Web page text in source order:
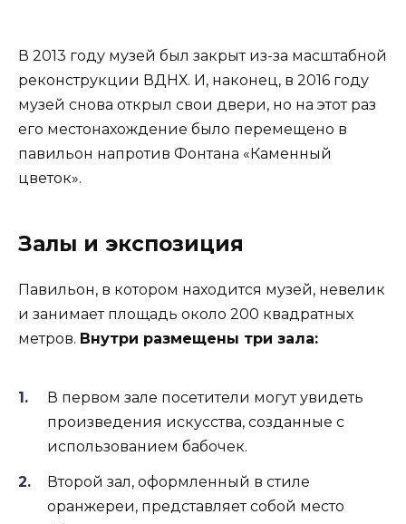
В 2013 году музей был закрыт из-за масштабной
реконструкции ВДНХ. И, наконец, в 2016 году
музей снова открыл свои двери, но на этот раз
его местонахождение было перемещено в
павильон напротив Фонтана «Каменный
цветок».
Залы и экспозиция
Павильон, в котором находится музей, невелик
и занимает площадь около 200 квадратных
метров. Внутри размещены три зала:
В первом зале посетители могут увидеть
произведения искусства, созданные с
использованием бабочек.
Второй зал, оформленный в стиле
оранжереи, представляет собой место